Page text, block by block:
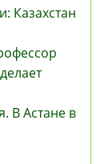
Казахстан
В Астане в